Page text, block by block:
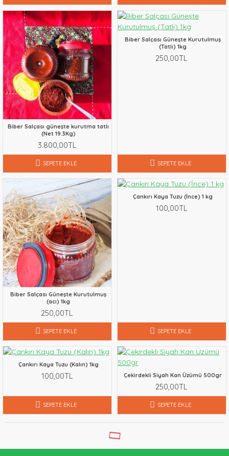
Biber Salçası güneşte kurutma tatlı
(Net 19.3Kg)
3.800,00TL
SEPETE EKLE
Biber Salçası Güneşte Kurutulmuş
(Tatlı) 1kg
250,00TL
SEPETE EKLE
Biber Salçası Güneşte Kurutulmuş
(acı) 1kg
250,00TL
SEPETE EKLE
Çankırı Kaya Tuzu (İnce) 1 kg
100,00TL
SEPETE EKLE
Çankırı Kaya Tuzu (Kalın) 1kg
100,00TL
SEPETE EKLE
Çekirdekli Siyah Kan Üzümü 500gr
250,00TL
SEPETE EKLE